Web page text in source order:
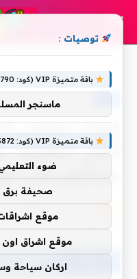
إيران تسعى
إيران تسعى
أمني للتعرف
شخص على
shrgiah
توصيات :
باقة متميزة VIP (كود: AA26790):
ماسنجر
باقة متميزة VIP (كود: AA35872):
ضوء
صحيفة برق
موقع
موقع اشراق اون
اركان سياحة